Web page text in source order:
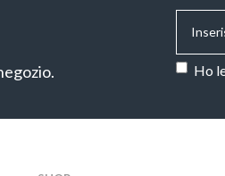
Email*
Ho